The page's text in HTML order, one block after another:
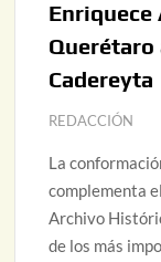
Querétaro
Cadereyta
REDACCIÓN
La
complementa
Archivo
de los más